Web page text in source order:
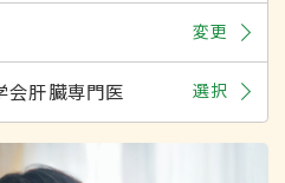
変更
会肝臓専門医 選択